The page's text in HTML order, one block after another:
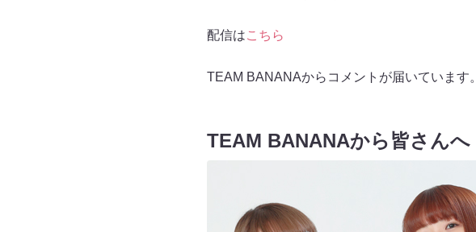
配信はこちら
TEAM BANANAからコメントが届いています。
TEAM BANANAから皆さんへ